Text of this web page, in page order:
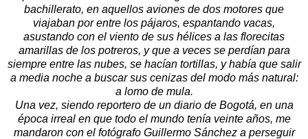
bachillerato, en aquellos aviones de dos motores que
viajaban por entre los pájaros, espantando vacas,
asustando con el viento de sus hélices a las florecitas
amarillas de los potreros, y que a veces se perdían para
siempre entre las nubes, se hacían tortillas, y había que salir
a media noche a buscar sus cenizas del modo más natural:
a lomo de mula.
Una vez, siendo reportero de un diario de Bogotá, en una
época irreal en que todo el mundo tenía veinte años, me
mandaron con el fotógrafo Guillermo Sánchez a perseguir